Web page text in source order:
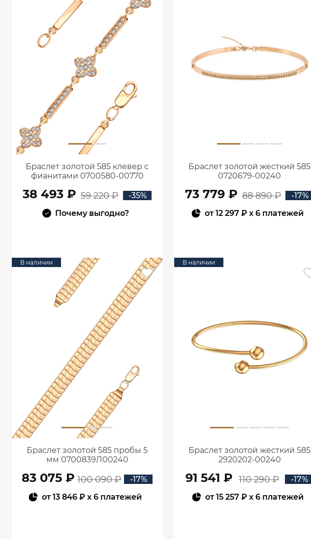
Браслет золотой 585 клевер с
фианитами 0700580-00770
38 493 ₽ 59 220 ₽
-35%
Почему выгодно?
Браслет золотой жесткий 585
0720679-00240
73 779 ₽ 88 890 ₽
-17%
от12 297 ₽ x 6 платежей
В наличии
Браслет золотой 585 пробы 5
мм 0700839Л00240
83 075 ₽ 100 090 ₽
-17%
от13 846 ₽ x 6 платежей
В наличии
Браслет золотой жесткий 585
2920202-00240
91 541 ₽ 110 290 ₽
-17%
от15 257 ₽x 6 платежей